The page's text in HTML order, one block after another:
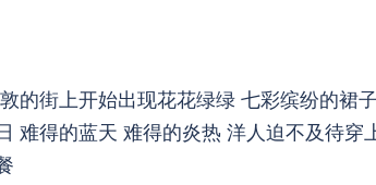
的街上开始出现花花绿绿 七彩缤纷的裙
难得的蓝天 难得的炎热 洋人迫不及待穿